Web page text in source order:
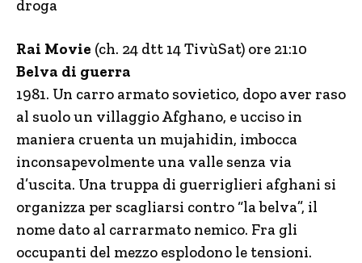
droga
Rai Movie (ch. 24 dtt 14 TivùSat) ore 21:10
Belva di guerra
1981. Un carro armato sovietico, dopo aver raso
al suolo un villaggio Afghano, e ucciso in
maniera cruenta un mujahidin, imbocca
inconsapevolmente una valle senza via
d’uscita. Una truppa di guerriglieri afghani si
organizza per scagliarsi contro “la belva”, il
nome dato al carrarmato nemico. Fra gli
occupanti del mezzo esplodono le tensioni.